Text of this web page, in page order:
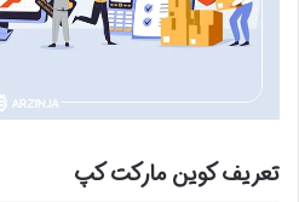
تعریف کوین مارکت کپ